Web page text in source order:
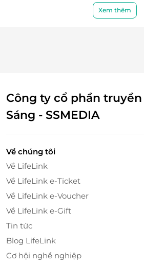
và tầm nhìn ra núi
nghiệm lưu trú lều trại nhưng
hiện đại:
Xem thêm
Công ty cổ phần
Sáng - SSMEDIA
Về chúng tôi
Về LifeLink
Về LifeLink e-Ticket
Về LifeLink e-Voucher
Về LifeLink e-Gift
Tin tức
Blog LifeLink
Cơ hội nghề nghiệp